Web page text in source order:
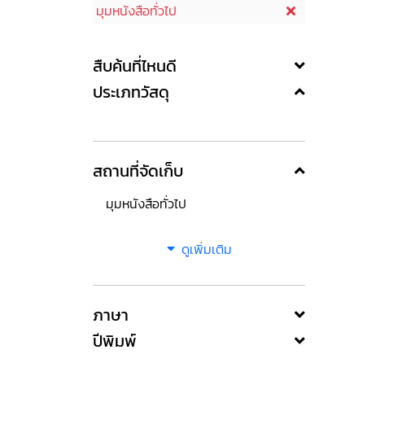
มุมหนังสือทั่วไป
สืบค้นที่ไหนดี
ประเภทวัสดุ
สถานที่จัดเก็บ
มุมหนังสือทั่วไป
ดูเพิ่มเติม
ภาษา
ปีพิมพ์